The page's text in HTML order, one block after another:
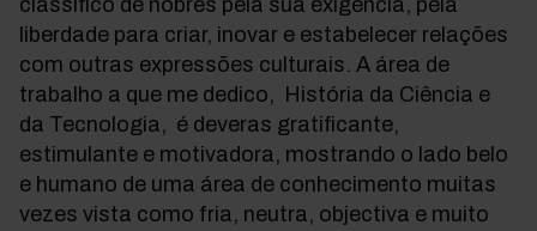
classifico de nobres pela sua exigência, pela
liberdade para criar, inovar e estabelecer relações
com outras expressões culturais. A área de
trabalho a que me dedico, História da Ciência e
da Tecnologia, é deveras gratificante,
estimulante e motivadora, mostrando o lado belo
e humano de uma área de conhecimento muitas
vezes vista como fria, neutra, objectiva e muito